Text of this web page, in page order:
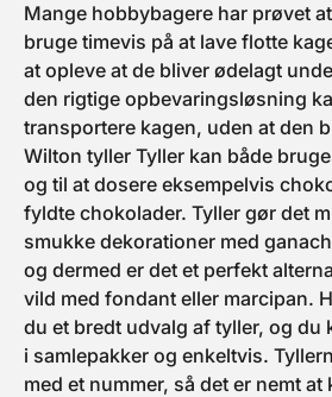
Mange hobbybagere har prøvet
bruge timevis på at lave flotte
at opleve at de bliver ødelagt
den rigtige opbevaringsløsning
transportere kagen, uden at den
Wilton tyller Tyller kan både
og til at dosere eksempelvis
fyldte chokolader. Tyller gør det
smukke dekorationer med
og dermed er det et perfekt
vild med fondant eller marcipan.
du et bredt udvalg af tyller, og du
i samlepakker og enkeltvis.
med et nummer, så det er nemt